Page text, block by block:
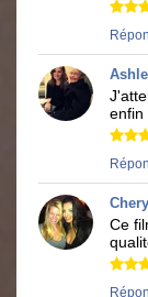
enfin
Ce